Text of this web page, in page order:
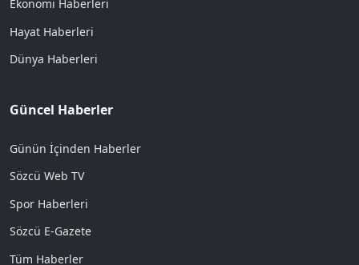
Ekonomi Haberleri
Hayat Haberleri
Dünya Haberleri
Güncel Haberler
Günün İçinden Haberler
Sözcü Web TV
Spor Haberleri
Sözcü E-Gazete
Tüm Haberler